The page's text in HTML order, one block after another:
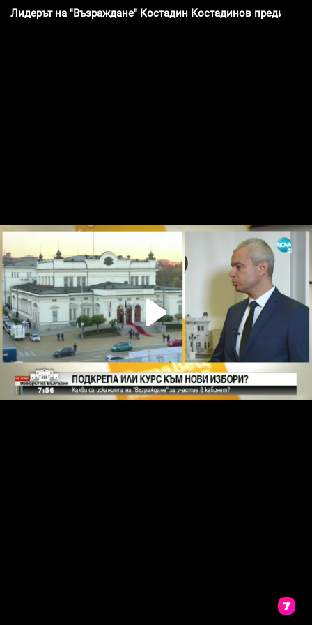
Лидерът на "Възраждане" Костадин Костадинов преди